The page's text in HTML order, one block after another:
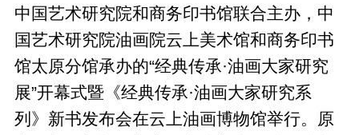
中国艺术研究院和商务印书馆联合主办，中
国艺术研究院油画院云上美术馆和商务印书
馆太原分馆承办的“经典传承·油画大家研究
展”开幕式暨《经典传承·油画大家研究系
列》新书发布会在云上油画博物馆举行。原